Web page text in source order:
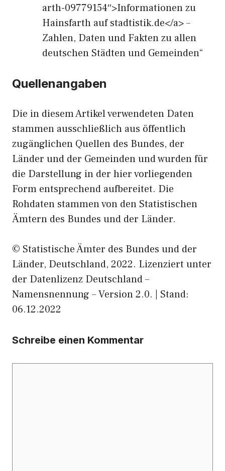
arth-09779154″>Informationen zu
Hainsfarth auf stadtistik.de</a> –
Zahlen, Daten und Fakten zu allen
deutschen Städten und Gemeinden“
Quellenangaben
Die in diesem Artikel verwendeten Daten
stammen ausschließlich aus öffentlich
zugänglichen Quellen des Bundes, der
Länder und der Gemeinden und wurden für
die Darstellung in der hier vorliegenden
Form entsprechend aufbereitet. Die
Rohdaten stammen von den Statistischen
Ämtern des Bundes und der Länder.
© Statistische Ämter des Bundes und der
Länder, Deutschland, 2022. Lizenziert unter
der Datenlizenz Deutschland –
Namensnennung – Version 2.0. | Stand:
06.12.2022
Schreibe einen Kommentar